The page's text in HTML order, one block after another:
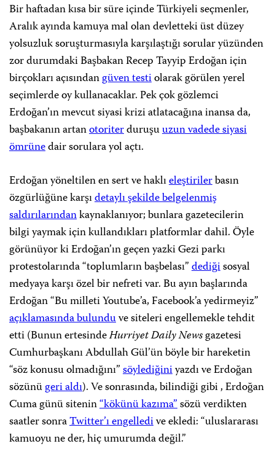
Bir haftadan kısa bir süre içinde Türkiyeli seçmenler,
Aralık ayında kamuya mal olan devletteki üst düzey
yolsuzluk soruşturmasıyla karşılaştığı sorular yüzünden
zor durumdaki Başbakan Recep Tayyip Erdoğan için
birçokları açısındangüven testiolarak görülen yerel
seçimlerde oy kullanacaklar. Pek çok gözlemci
Erdoğan’ın mevcut siyasi krizi atlatacağına inansa da,
başbakanın artanotoriterduruşuuzun vadede siyasi
ömrünedair sorulara yol açtı.
Erdoğan yöneltilen en sert ve haklıeleştirilerbasın
özgürlüğüne karşıdetaylı şekilde belgelenmiş
saldırılarındankaynaklanıyor; bunlara gazetecilerin
bilgi yaymak için kullandıkları platformlar dahil. Öyle
görünüyor ki Erdoğan’ın geçen yazki Gezi parkı
protestolarında “toplumların başbelası”dediğisosyal
medyaya karşı özel bir nefreti var. Bu ayın başlarında
Erdoğan “Bu milleti Youtube’a, Facebook’a yedirmeyiz”
açıklamasında bulunduve siteleri engellemekle tehdit
etti (Bunun ertesindeHurriyet Daily Newsgazetesi
Cumhurbaşkanı Abdullah Gül’ün böyle bir hareketin
“söz konusu olmadığını”söylediğiniyazdı ve Erdoğan
sözünügeri aldı). Ve sonrasında, bilindiği gibi , Erdoğan
Cuma günü sitenin“kökünü kazıma”sözü verdikten
saatler sonraTwitter’ı engelledive ekledi: “uluslararası
kamuoyu ne der, hiç umurumda değil.”